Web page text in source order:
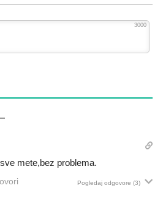
3000
mete,bez problema.
Pogledaj odgovore (3)